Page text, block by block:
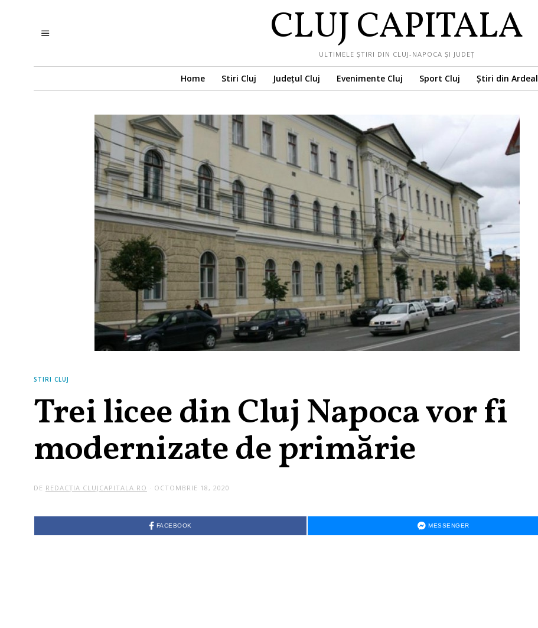
CLUJ CAPITALA
ULTIMELE ȘTIRI DIN CLUJ-NAPOCA ȘI JUDEȚ
Home Stiri Cluj Județul Cluj Evenimente Cluj Sport Cluj Știri din Ardeal
STIRI CLUJ
Trei licee din Cluj Napoca vor fi
modernizate de primărie
DE REDACȚIA CLUJCAPITALA.RO OCTOMBRIE 18, 2020
FACEBOOK MESSENGER